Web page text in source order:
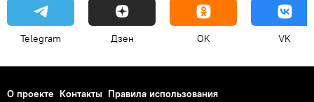
Telegram Дзен OK VK
О проекте Контакты Правила использования